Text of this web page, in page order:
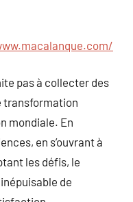
pas à collecter des
transformation
mondiale. En
en s’ouvrant à
les défis, le
de